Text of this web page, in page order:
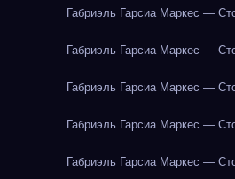
Габриэль Гарсиа Маркес —
Габриэль Гарсиа Маркес —
Габриэль Гарсиа Маркес —
Габриэль Гарсиа Маркес —
Габриэль Гарсиа Маркес —